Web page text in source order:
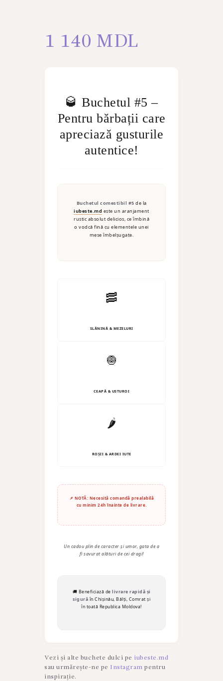
1 140 MDL
🥃 Buchetul #5 –
Pentru bărbații care
apreciază gusturile
autentice!
Buchetul comestibil #5 de la
iubeste.md este un aranjament
rustic absolut delicios, ce îmbină
o vodcă fină cu elementele unei
mese îmbelșugate.
🥓
SLĂNINĂ & MEZELURI
🧅
CEAPĂ & USTUROI
🌶️
ROȘII & ARDEI IUTE
📌 NOTĂ: Necesită comandă prealabilă
cu minim 24h înainte de livrare.
Un cadou plin de caracter și umor, gata de a
fi savurat alături de cei dragi!
🚚 Beneficiază de livrare rapidă și
sigură în Chișinău, Bălți, Comrat și
în toată Republica Moldova!
Vezi și alte buchete dulci pe iubeste.md
sau urmărește-ne pe Instagram pentru
inspirație.